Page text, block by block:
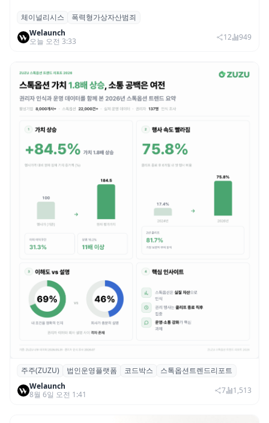
체이널리시스 “가상자산 보유자 대상 폭력
범죄 증가…상반기 탈취액 3000만 달러 돌파
체이널리시스
폭력형가상자산범죄
Welaunch
오늘 오전 3:33
12 949
스톡옵션 취소율 2년 만에 18.2%→31.3%…
권리 발생 즉시 행사 비중도 급증
주주(ZUZU) 법인운영플랫폼 코드박스
스톡옵션트렌드리포트
Welaunch
8월 6일 오전 1:41
7 1,513